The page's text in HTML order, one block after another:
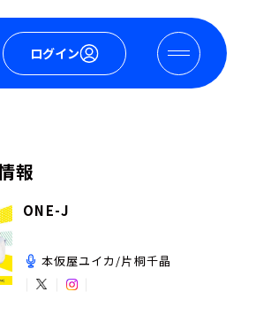
ログイン
報
ONE-J
本仮屋ユイカ/片桐千晶